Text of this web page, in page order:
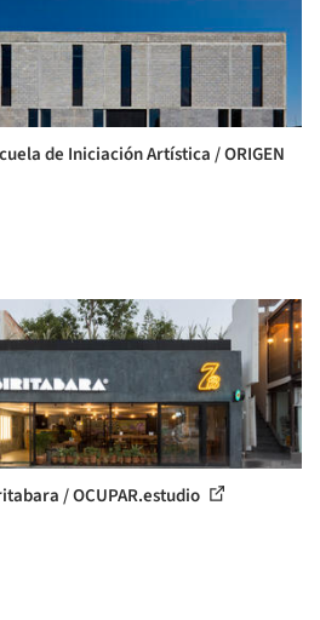
de Iniciación Artística / ORIGEN
/ OCUPAR.estudio